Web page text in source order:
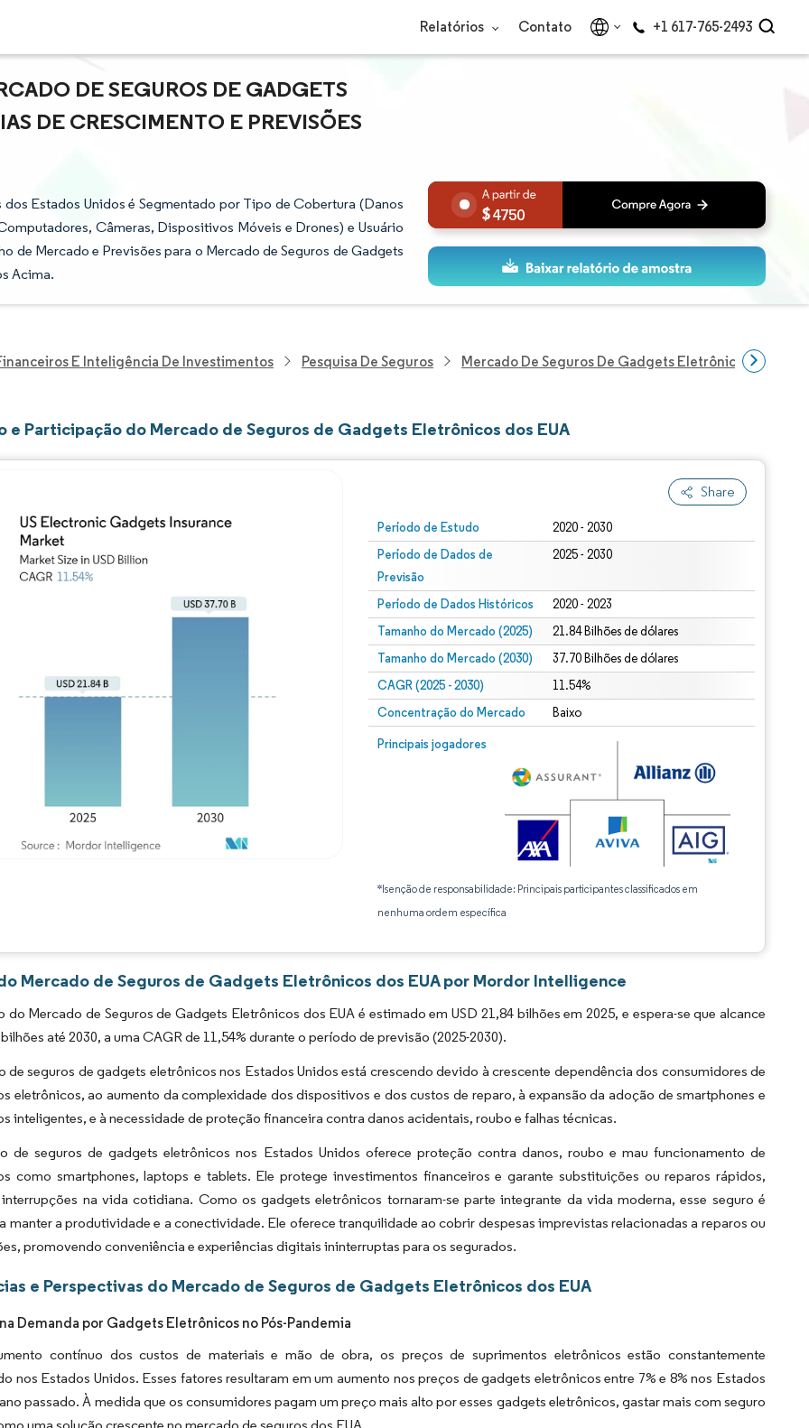
Relatórios Contato +1 617-765-2493
DE SEGUROS DE GADGETS
DE CRESCIMENTO E PREVISÕES
Estados Unidos é Segmentado por Tipo de Cobertura (Danos
Câmeras, Dispositivos Móveis e Drones) e Usuário
de Mercado e Previsões para o Mercado de Seguros de Gadgets
Acima.
4750
E Inteligência De Investimentos Pesquisa De Seguros Mercado De Seguros De Gadgets Eletrônicos Dos EUA
e Participação do Mercado de Seguros de Gadgets Eletrônicos dos EUA
Share
Período de Estudo 2020 - 2030
Período de Dados de
Previsão
2025 - 2030
Período de Dados Históricos 2020 - 2023
Tamanho do Mercado (2025) 21.84 Bilhões de dólares
Tamanho do Mercado (2030) 37.70 Bilhões de dólares
CAGR (2025 - 2030) 11.54%
Concentração do Mercado Baixo
Principais jogadores
*Isenção de responsabilidade: Principais participantes classificados em
nenhuma ordem específica
Mercado de Seguros de Gadgets Eletrônicos dos EUA por Mordor Intelligence
do Mercado de Seguros de Gadgets Eletrônicos dos EUA é estimado em USD 21,84 bilhões em 2025, e espera-se que alcance
bilhões até 2030, a uma CAGR de 11,54% durante o período de previsão (2025-2030).
de seguros de gadgets eletrônicos nos Estados Unidos está crescendo devido à crescente dependência dos consumidores de
eletrônicos, ao aumento da complexidade dos dispositivos e dos custos de reparo, à expansão da adoção de smartphones e
inteligentes, e à necessidade de proteção financeira contra danos acidentais, roubo e falhas técnicas.
de seguros de gadgets eletrônicos nos Estados Unidos oferece proteção contra danos, roubo e mau funcionamento de
como smartphones, laptops e tablets. Ele protege investimentos financeiros e garante substituições ou reparos rápidos,
na vida cotidiana. Como os gadgets eletrônicos tornaram-se parte integrante da vida moderna, esse seguro é
manter a produtividade e a conectividade. Ele oferece tranquilidade ao cobrir despesas imprevistas relacionadas a reparos ou
promovendo conveniência e experiências digitais ininterruptas para os segurados.
e Perspectivas do Mercado de Seguros de Gadgets Eletrônicos dos EUA
Demanda por Gadgets Eletrônicos no Pós-Pandemia
contínuo dos custos de materiais e mão de obra, os preços de suprimentos eletrônicos estão constantemente
nos Estados Unidos. Esses fatores resultaram em um aumento nos preços de gadgets eletrônicos entre 7% e 8% nos Estados
passado. À medida que os consumidores pagam um preço mais alto por esses gadgets eletrônicos, gastar mais com seguro